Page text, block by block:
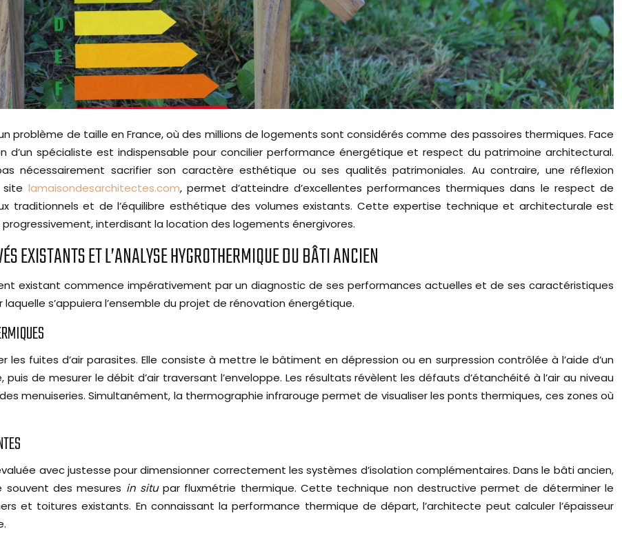
problème de taille en France, où des millions de logements sont considérés comme des passoires thermiques. Face
spécialiste est indispensable pour concilier performance énergétique et respect du patrimoine architectural.
nécessairement sacrifier son caractère esthétique ou ses qualités patrimoniales. Au contraire, une réflexion
lamaisondesarchitectes.com, permet d’atteindre d’excellentes performances thermiques dans le respect de
traditionnels et de l’équilibre esthétique des volumes existants. Cette expertise technique et architecturale est
interdisant la location des logements énergivores.
EXISTANTS ET L’ANALYSE HYGROTHERMIQUE DU BÂTI ANCIEN
existant commence impérativement par un diagnostic de ses performances actuelles et de ses caractéristiques
s’appuiera l’ensemble du projet de rénovation énergétique.
fuites d’air parasites. Elle consiste à mettre le bâtiment en dépression ou en surpression contrôlée à l’aide d’un
de mesurer le débit d’air traversant l’enveloppe. Les résultats révèlent les défauts d’étanchéité à l’air au niveau
menuiseries. Simultanément, la thermographie infrarouge permet de visualiser les ponts thermiques, ces zones où
avec justesse pour dimensionner correctement les systèmes d’isolation complémentaires. Dans le bâti ancien,
souvent des mesures in situpar fluxmétrie thermique. Cette technique non destructive permet de déterminer le
et toitures existants. En connaissant la performance thermique de départ, l’architecte peut calculer l’épaisseur